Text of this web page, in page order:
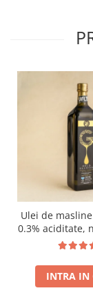
Ulei de
0.3% aciditate,
presat la rece
INTRA IN